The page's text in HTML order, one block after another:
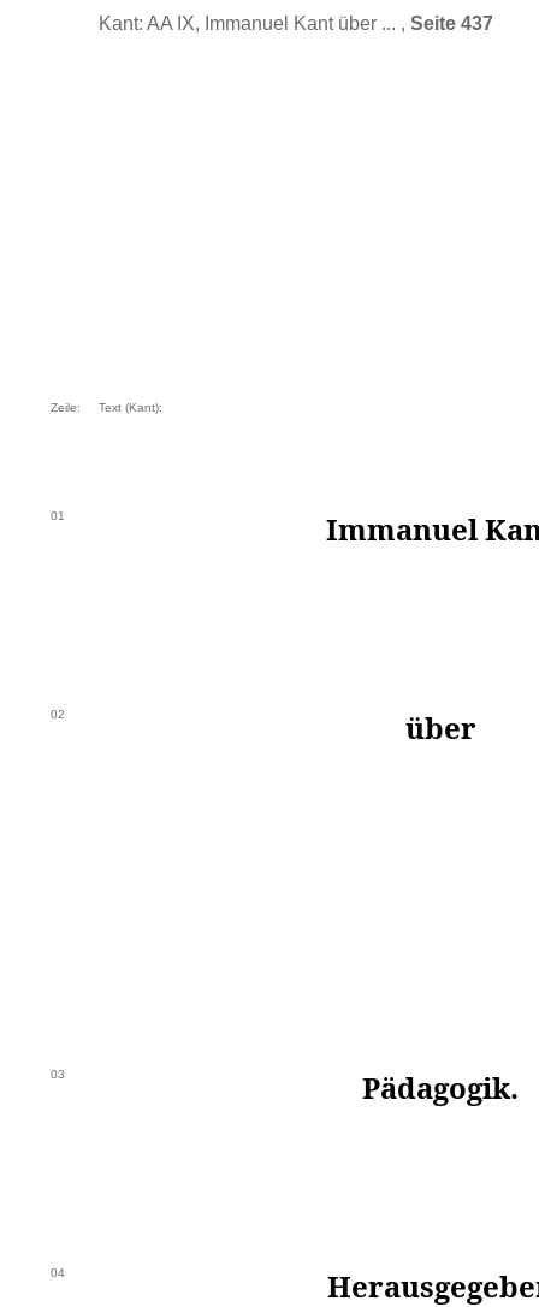
Kant: AA IX, Immanuel Kant über ... , Seite 437
Zeile: Text (Kant):
01 Immanuel
02 über
03 Pädagogik.
04